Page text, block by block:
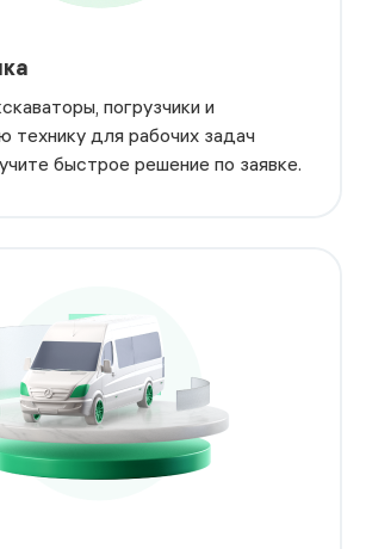
погрузчики и
технику для рабочих задач
быстрое решение по заявке.